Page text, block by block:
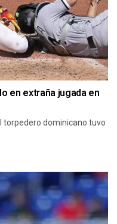
en extraña jugada en
torpedero dominicano tuvo